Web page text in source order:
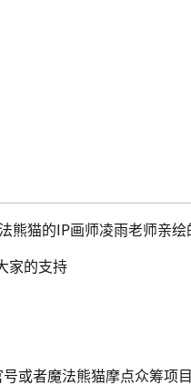
猫的IP画师凌雨老师亲绘
家的支持
或者魔法熊猫摩点众筹项